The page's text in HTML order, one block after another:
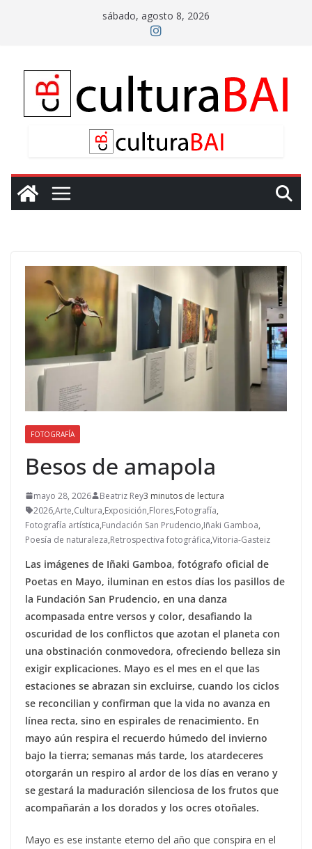
sábado, agosto 8, 2026
FOTOGRAFÍA
Besos de amapola
mayo 28, 2026 Beatriz Rey3 minutos de lectura
2026,Arte,Cultura,Exposición,Flores,Fotografía,
Fotografía artística,Fundación San Prudencio,Iñaki Gamboa,
Poesía de naturaleza,Retrospectiva fotográfica,Vitoria-Gasteiz
Las imágenes de Iñaki Gamboa, fotógrafo oficial de
Poetas en Mayo, iluminan en estos días los pasillos de
la Fundación San Prudencio, en una danza
acompasada entre versos y color, desafiando la
oscuridad de los conflictos que azotan el planeta con
una obstinación conmovedora, ofreciendo belleza sin
exigir explicaciones. Mayo es el mes en el que las
estaciones se abrazan sin excluirse, cuando los ciclos
se reconcilian y confirman que la vida no avanza en
línea recta, sino en espirales de renacimiento. En
mayo aún respira el recuerdo húmedo del invierno
bajo la tierra; semanas más tarde, los atardeceres
otorgarán un respiro al ardor de los días en verano y
se gestará la maduración silenciosa de los frutos que
acompañarán a los dorados y los ocres otoñales.
Mayo es ese instante eterno del año que conspira en el